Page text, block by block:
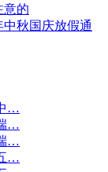
意的
中秋国庆放假通
…
…
…
…